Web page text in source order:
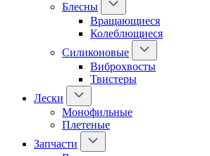
Блесны
Вращающиеся
Колеблющиеся
Силиконовые
Виброхвосты
Твистеры
Лески
Монофильные
Плетеные
Запчасти